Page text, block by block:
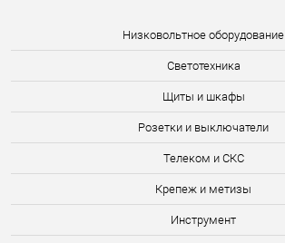
Низковольтное оборудование
Светотехника
Щиты и шкафы
Розетки и выключатели
Телеком и СКС
Крепеж и метизы
Инструмент